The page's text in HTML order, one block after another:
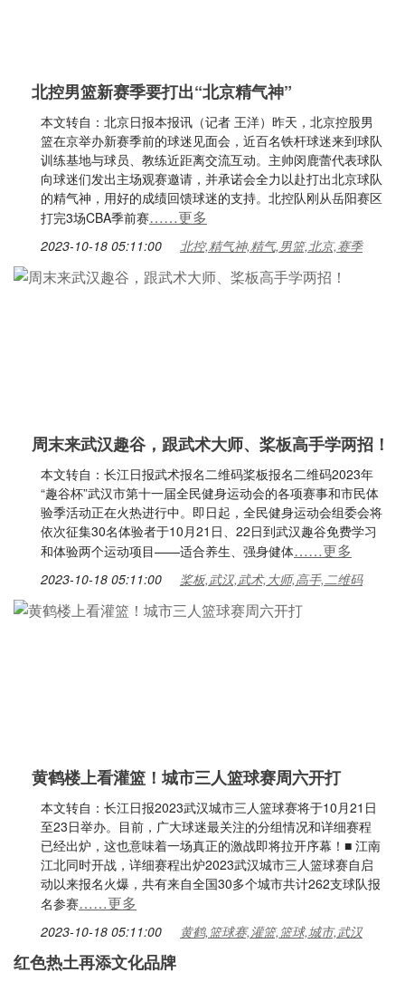
北控男篮新赛季要打出“北京精气神”
本文转自：北京日报本报讯（记者 王洋）昨天，北京控股男
篮在京举办新赛季前的球迷见面会，近百名铁杆球迷来到球队
训练基地与球员、教练近距离交流互动。主帅闵鹿蕾代表球队
向球迷们发出主场观赛邀请，并承诺会全力以赴打出北京球队
的精气神，用好的成绩回馈球迷的支持。北控队刚从岳阳赛区
打完3场CBA季前赛……更多
2023-10-18 05:11:00 北控,精气神,精气,男篮,北京,赛季
周末来武汉趣谷，跟武术大师、桨板高手学两招！
本文转自：长江日报武术报名二维码桨板报名二维码2023年
“趣谷杯”武汉市第十一届全民健身运动会的各项赛事和市民体
验季活动正在火热进行中。即日起，全民健身运动会组委会将
依次征集30名体验者于10月21日、22日到武汉趣谷免费学习
和体验两个运动项目——适合养生、强身健体……更多
2023-10-18 05:11:00 桨板,武汉,武术,大师,高手,二维码
黄鹤楼上看灌篮！城市三人篮球赛周六开打
本文转自：长江日报2023武汉城市三人篮球赛将于10月21日
至23日举办。目前，广大球迷最关注的分组情况和详细赛程
已经出炉，这也意味着一场真正的激战即将拉开序幕！■ 江南
江北同时开战，详细赛程出炉2023武汉城市三人篮球赛自启
动以来报名火爆，共有来自全国30多个城市共计262支球队报
名参赛……更多
2023-10-18 05:11:00 黄鹤,篮球赛,灌篮,篮球,城市,武汉
红色热土再添文化品牌